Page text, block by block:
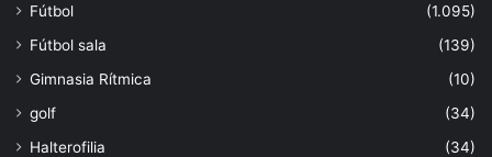
Fútbol
(1.095)
Fútbol sala
(139)
Gimnasia Rítmica
(10)
golf
(34)
Halterofilia
(34)